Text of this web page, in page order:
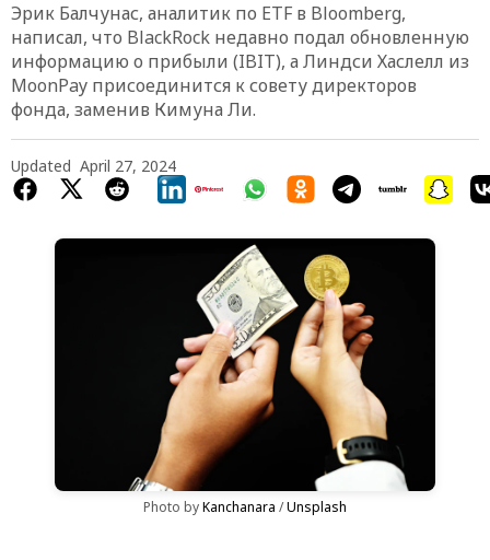
Chia
$1.33
3.32%
Эрик Балчунас, аналитик по ETF в Bloomberg,
написал, что BlackRock недавно подал обновленную
информацию о прибыли (IBIT), а Линдси Хаслелл из
MoonPay присоединится к совету директоров
фонда, заменив Кимуна Ли.
Updated April 27, 2024
Photo by Kanchanara / Unsplash